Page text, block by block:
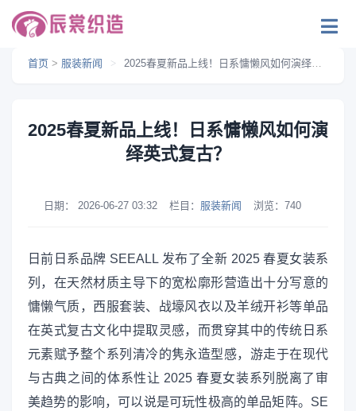
首页 > 服装新闻 > 2025春夏新品上线！日系慵懒风如何演绎英式复古？
2025春夏新品上线！日系慵懒风如何演
绎英式复古？
日期： 2026-06-27 03:32 栏目： 服装新闻 浏览： 740
日前日系品牌 SEEALL 发布了全新 2025 春夏女装系
列，在天然材质主导下的宽松廓形营造出十分写意的
慵懒气质，西服套装、战壕风衣以及羊绒开衫等单品
在英式复古文化中提取灵感，而贯穿其中的传统日系
元素赋予整个系列清冷的隽永造型感，游走于在现代
与古典之间的体系性让 2025 春夏女装系列脱离了审
美趋势的影响，可以说是可玩性极高的单品矩阵。SE